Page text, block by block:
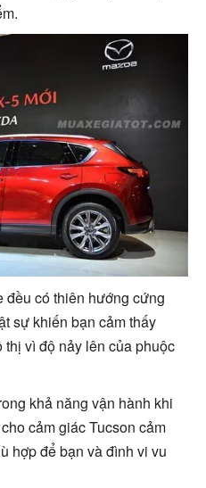
đều có thiên hướng cứng
sự khiến bạn cảm thấy
vì độ nảy lên của phuộc
khả năng vận hành khi
cảm giác Tucson cảm
hợp để bạn và đình vi vu